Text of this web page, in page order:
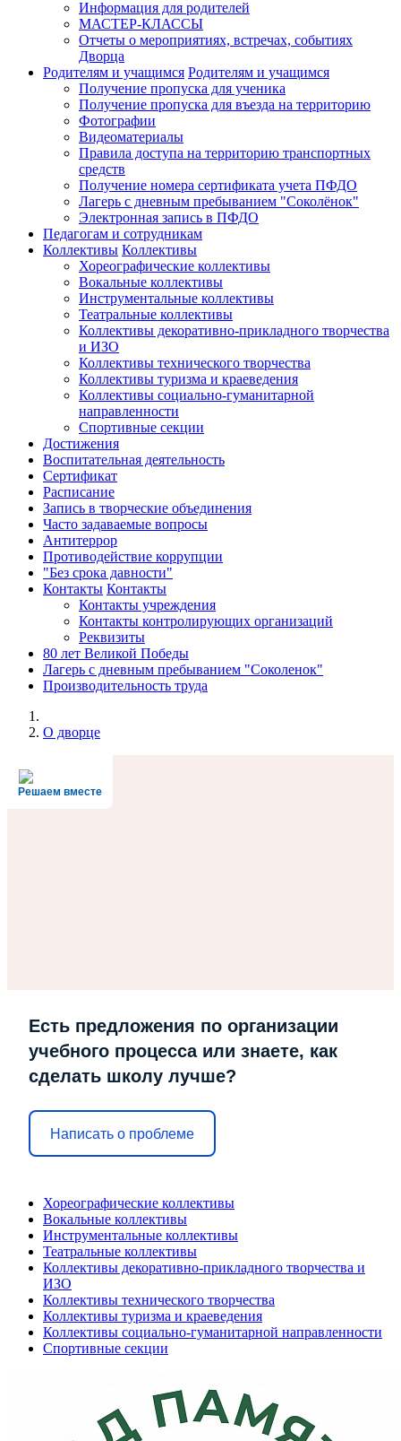
Информация для родителей
МАСТЕР-КЛАССЫ
Отчеты о мероприятиях, встречах, событиях
Дворца
Родителям и учащимся Родителям и учащимся
Получение пропуска для ученика
Получение пропуска для въезда на территорию
Фотографии
Видеоматериалы
Правила доступа на территорию транспортных
средств
Получение номера сертификата учета ПФДО
Лагерь с дневным пребыванием "Соколёнок"
Электронная запись в ПФДО
Педагогам и сотрудникам
Коллективы Коллективы
Хореографические коллективы
Вокальные коллективы
Инструментальные коллективы
Театральные коллективы
Коллективы декоративно-прикладного творчества
и ИЗО
Коллективы технического творчества
Коллективы туризма и краеведения
Коллективы социально-гуманитарной
направленности
Спортивные секции
Достижения
Воспитательная деятельность
Cертификат
Расписание
Запись в творческие объединения
Часто задаваемые вопросы
Антитеррор
Противодействие коррупции
"Без срока давности"
Контакты Контакты
Контакты учреждения
Контакты контролирующих организаций
Реквизиты
80 лет Великой Победы
Лагерь с дневным пребыванием "Соколенок"
Производительность труда
О дворце
Решаем вместе
Есть предложения по организации
учебного процесса или знаете, как
сделать школу лучше?
Написать о проблеме
Хореографические коллективы
Вокальные коллективы
Инструментальные коллективы
Театральные коллективы
Коллективы декоративно-прикладного творчества и
ИЗО
Коллективы технического творчества
Коллективы туризма и краеведения
Коллективы социально-гуманитарной направленности
Спортивные секции